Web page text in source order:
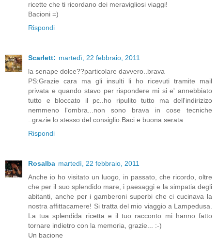
ricette che ti ricordano dei meravigliosi viaggi!
Bacioni =)
Rispondi
Scarlett: martedì, 22 febbraio, 2011
la senape dolce??particolare davvero..brava
PS:Grazie cara ma gli insulti li ho ricevuti tramite mail
privata e quando stavo per rispondere mi si e' annebbiato
tutto e bloccato il pc..ho ripulito tutto ma dell'indirizizo
nemmeno l'ombra...non sono brava in cose tecniche
..grazie lo stesso del consiglio.Baci e buona serata
Rispondi
Rosalba martedì, 22 febbraio, 2011
Anche io ho visitato un luogo, in passato, che ricordo, oltre
che per il suo splendido mare, i paesaggi e la simpatia degli
abitanti, anche per i gamberoni superbi che ci cucinava la
nostra affittacamere! Si tratta del mio viaggio a Lampedusa.
La tua splendida ricetta e il tuo racconto mi hanno fatto
tornare indietro con la memoria, grazie... :-)
Un bacione